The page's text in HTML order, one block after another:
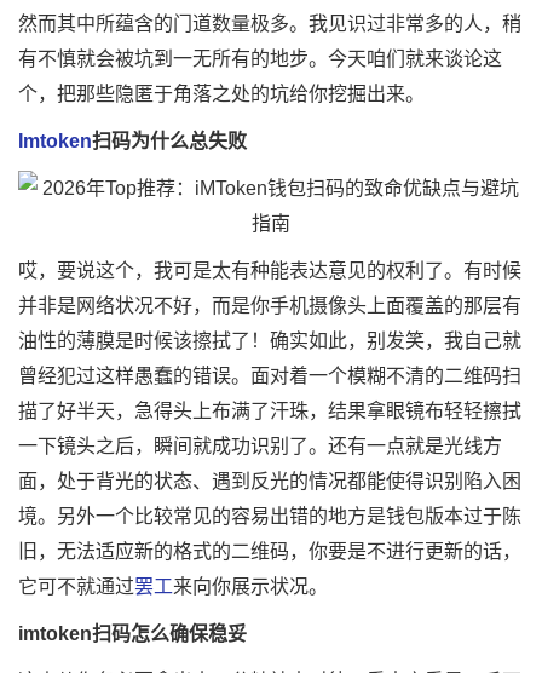
然而其中所蕴含的门道数量极多。我见识过非常多的人，稍
有不慎就会被坑到一无所有的地步。今天咱们就来谈论这
个，把那些隐匿于角落之处的坑给你挖掘出来。
Imtoken扫码为什么总失败
哎，要说这个，我可是太有种能表达意见的权利了。有时候
并非是网络状况不好，而是你手机摄像头上面覆盖的那层有
油性的薄膜是时候该擦拭了！确实如此，别发笑，我自己就
曾经犯过这样愚蠢的错误。面对着一个模糊不清的二维码扫
描了好半天，急得头上布满了汗珠，结果拿眼镜布轻轻擦拭
一下镜头之后，瞬间就成功识别了。还有一点就是光线方
面，处于背光的状态、遇到反光的情况都能使得识别陷入困
境。另外一个比较常见的容易出错的地方是钱包版本过于陈
旧，无法适应新的格式的二维码，你要是不进行更新的话，
它可不就通过罢工来向你展示状况。
imtoken扫码怎么确保稳妥